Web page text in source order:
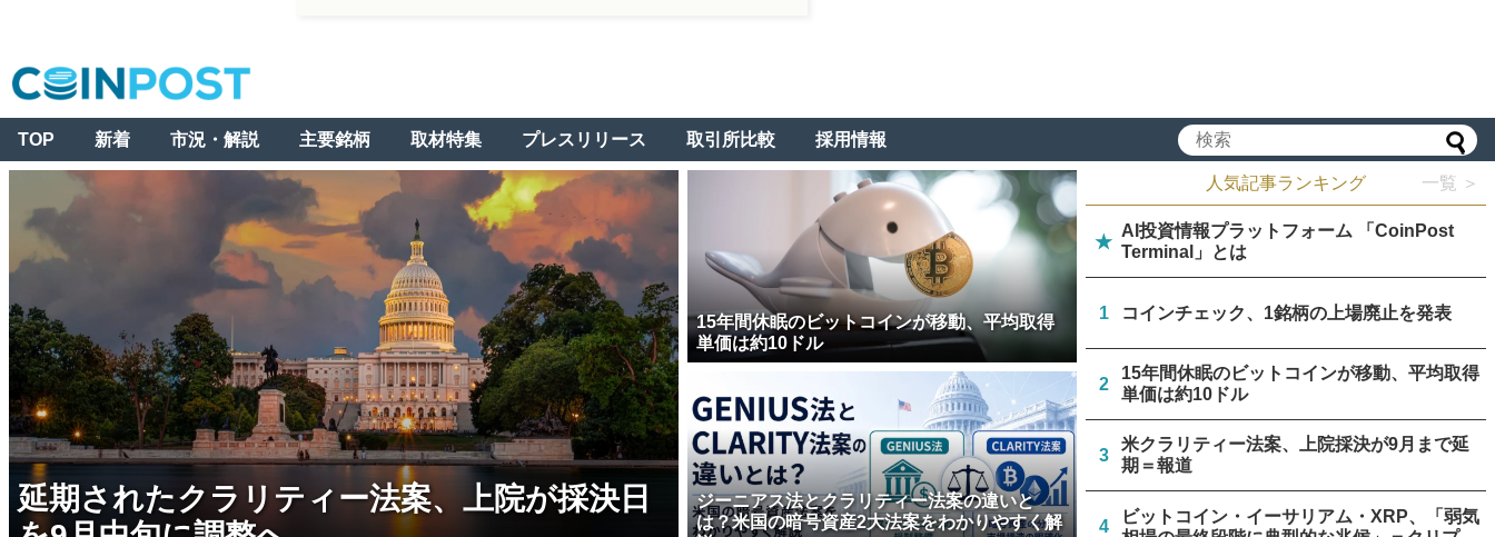
TOP 新着 市況・解説 主要銘柄 取材特集 プレスリリース 取引所比較 採用情報
延期されたクラリティー法案、上院が採決日
15年間休眠のビットコインが移動、平均取得
単価は約10ドル
ジーニアス法とクラリティー法案の違いと
は？米国の暗号資産2大法案をわかりやすく解
人気記事ランキング 一覧 ＞
★
AI投資情報プラットフォーム 「CoinPost
Terminal」とは
1 コインチェック、1銘柄の上場廃止を発表
2
15年間休眠のビットコインが移動、平均取得
単価は約10ドル
3
米クラリティー法案、上院採決が9月まで延
期＝報道
4
ビットコイン・イーサリアム・XRP、「弱気